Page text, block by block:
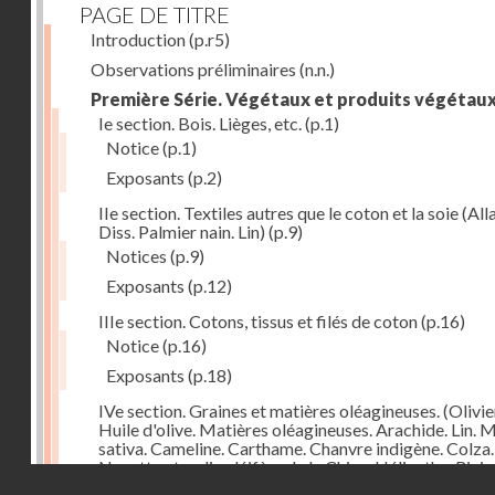
PAGE DE TITRE
Introduction(p.r5)
Observations préliminaires (n.n.)
Première Série. Végétaux et produits
Ie section. Bois. Lièges, etc. (p.1)
Notice(p.1)
Exposants (p.2)
IIe section. Textiles autres que le coton et la soie
Diss. Palmier nain. Lin) (p.9)
Notices (p.9)
Exposants (p.12)
IIIe section. Cotons, tissus et filés de coton(p.16)
Notice(p.16)
Exposants (p.18)
IVe section. Graines et matières oléagineuses.
Huile d'olive. Matières oléagineuses. Arachide. Lin.
sativa. Cameline. Carthame. Chanvre indigène. Colza.
Navette et radis oléifère de la Chine. Hélianthe, Ricin.